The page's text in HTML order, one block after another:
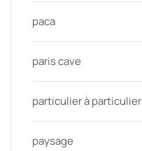
paca
paris cave
particulier à particulier
paysage